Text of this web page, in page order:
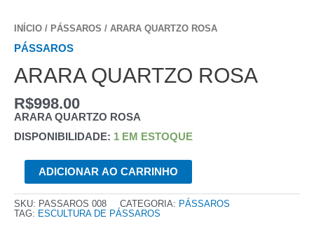
INÍCIO / PÁSSAROS / ARARA QUARTZO ROSA
PÁSSAROS
ARARA QUARTZO ROSA
R$998.00
ARARA QUARTZO ROSA
DISPONIBILIDADE: 1 EM ESTOQUE
ARARA
QUARTZO
ROSA
QUANTIDADE
ADICIONAR AO CARRINHO
SKU: PASSAROS 008 CATEGORIA: PÁSSAROS
TAG: ESCULTURA DE PÁSSAROS